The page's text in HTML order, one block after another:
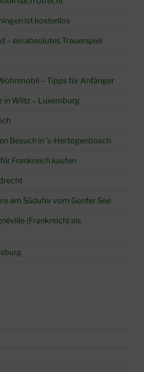
ist kostenlos
– ein absolutes Trauerspiel
– Tipps für Anfänger
in Wiltz – Luxemburg
Besuch in ’s-Hertogenbosch
Frankreich kaufen
am Südufer vom Genfer See
(Frankreich) als